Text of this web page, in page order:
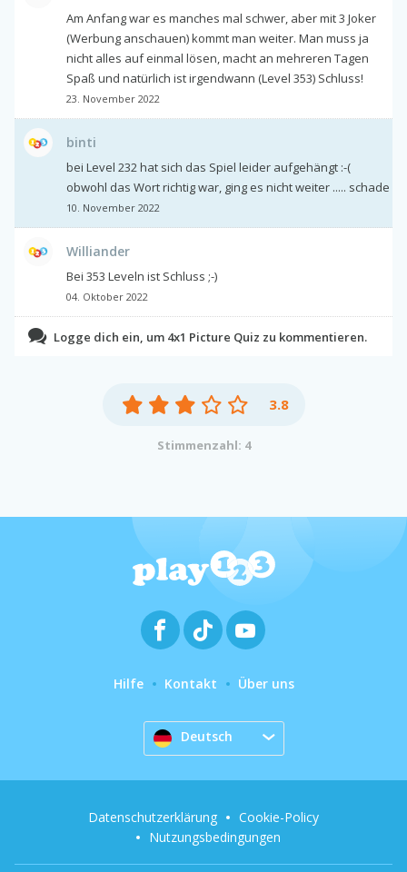
Am Anfang war es manches mal schwer, aber mit 3 Joker
(Werbung anschauen) kommt man weiter. Man muss ja
nicht alles auf einmal lösen, macht an mehreren Tagen
Spaß und natürlich ist irgendwann (Level 353) Schluss!
23. November 2022
binti
bei Level 232 hat sich das Spiel leider aufgehängt :-(
obwohl das Wort richtig war, ging es nicht weiter ..... schade
10. November 2022
Williander
Bei 353 Leveln ist Schluss ;-)
04. Oktober 2022
Logge dich ein, um 4x1 Picture Quiz zu kommentieren.
3.8
Stimmenzahl: 4
Hilfe Kontakt Über uns
Deutsch
Datenschutzerklärung
Cookie-Policy
Nutzungsbedingungen